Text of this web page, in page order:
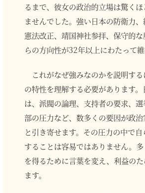
るまで、彼女の政治的立場は驚く
ませんでした。強い日本の防衛力、
憲法改正、靖国神社参拝、保守的
らの方向性が32年以上にわたって維
これがなぜ強みなのかを説明す
の特性を理解する必要があります
は、派閥の論理、支持者の要求、
部の圧力など、数多くの要因が政
と引き寄せます。その圧力の中で
することは容易ではありません。
を得るために言葉を変え、利益の
ます。